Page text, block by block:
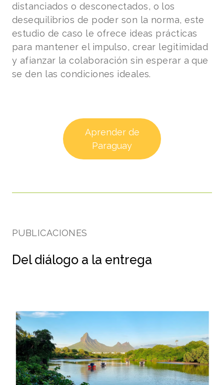
distanciados o desconectados, o los
desequilibrios de poder son la norma, este
estudio de caso le ofrece ideas prácticas
para mantener el impulso, crear legitimidad
y afianzar la colaboración sin esperar a que
se den las condiciones ideales.
Aprender de
Paraguay
PUBLICACIONES
Del diálogo a la entrega